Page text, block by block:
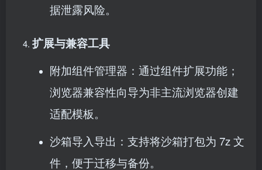
据泄露风险。
扩展与兼容工具
附加组件管理器：通过组件扩展功能；
浏览器兼容性向导为非主流浏览器创建
适配模板。
沙箱导入导出：支持将沙箱打包为 7z 文
件，便于迁移与备份。